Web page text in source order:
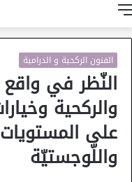
الفنون الركحية و الدرامية
النّظر في واقع
والركحية
على المستويات
واللّوجستيّة